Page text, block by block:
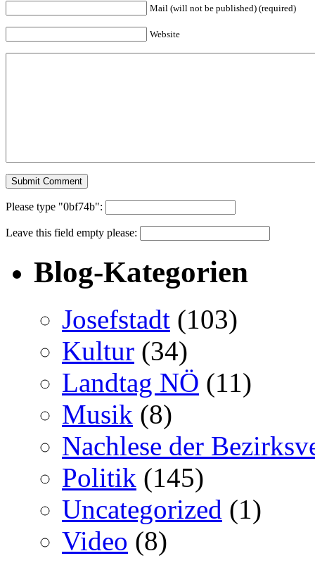
Mail (will not be published) (required)
Website
Please type "0bf74b":
Leave this field empty please:
Blog-Kategorien
Josefstadt (103)
Kultur (34)
Landtag NÖ (11)
Musik (8)
Nachlese der
Politik (145)
Uncategorized (1)
Video (8)